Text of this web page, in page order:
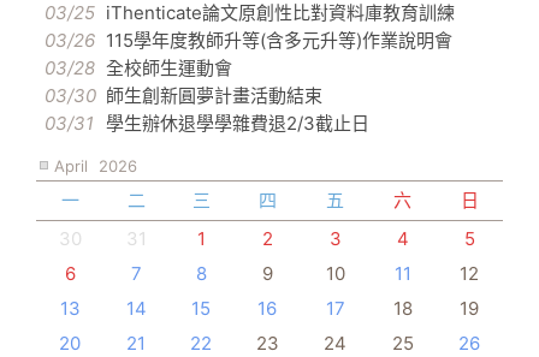
03/25 iThenticate論文原創性比對資料庫教育訓練
03/26 115學年度教師升等(含多元升等)作業說明會
03/28 全校師生運動會
03/30 師生創新圓夢計畫活動結束
03/31 學生辦休退學學雜費退2/3截止日
April 2026
一 二 三 四 五 六
日
30
31 1 2 3 4
5
6
7 8 9 10 11
12
13
14 15 16 17 18
19
20
21 22 23 24 25
26